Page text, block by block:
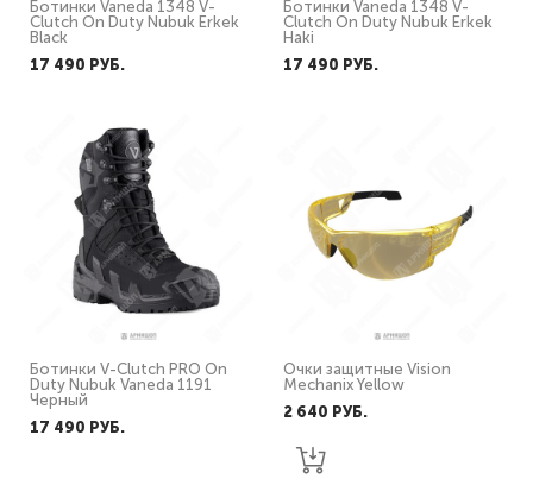
Ботинки Vaneda 1348 V-
Clutch On Duty Nubuk Erkek
Black
17 490 PУБ.
Ботинки Vaneda 1348 V-
Clutch On Duty Nubuk Erkek
Haki
17 490 PУБ.
Ботинки V-Clutch PRO On
Duty Nubuk Vaneda 1191
Черный
17 490 PУБ.
Очки защитные Vision
Mechanix Yellow
2 640 PУБ.